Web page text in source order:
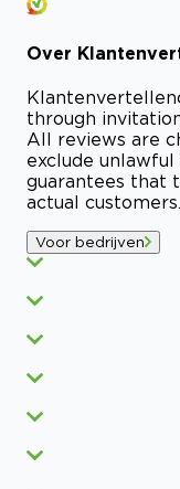
Over
Klantenvertellen
through
All reviews are
exclude
guarantees that
actual customers.
Voor bedrijven